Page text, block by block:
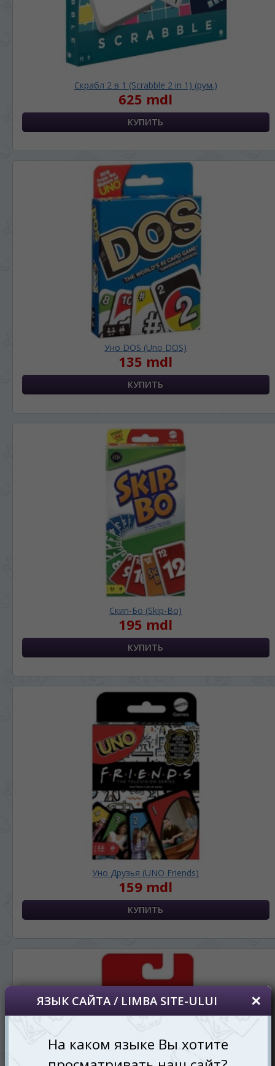
Скрабл 2 в 1 (Scrabble 2 in 1) (рум.)
625 mdl
Уно DOS (Uno DOS)
135 mdl
Скип-Бо (Skip-Bo)
195 mdl
Уно Друзья (UNO Friends)
159 mdl
ЯЗЫК САЙТА / LIMBA SITE-ULUI
На каком языке Вы хотите
просматривать наш сайт?
În ce limbă ați dori să vedeți site-ul nostru?
Беспокоим Вас только один раз, далее
сохраним Ваш выбор языка.
Vă vom deranja doar o singură dată, apoi vă
*Если вы хотите переключить язык
сайта, то это можно всегда сделать в
правом верхнем углу страницы.
Dacă doriți să schimbați limba site-ului, puteți
oricând să faceți asta în colțul din dreapta sus
al paginii.
RU